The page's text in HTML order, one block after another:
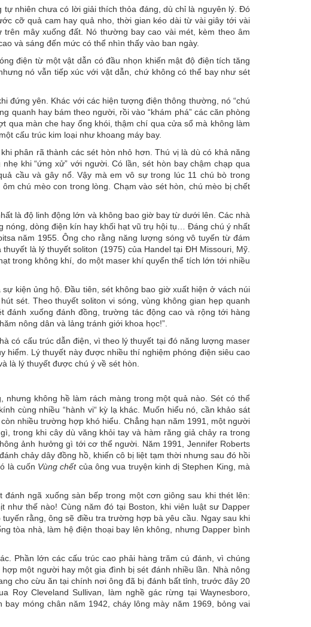
nhiên chưa có lời giải thích thỏa đáng, dù chỉ là nguyên lý. Đó
cỡ quả cam hay quả nho, thời gian kéo dài từ vài giây tới vài
mây xuống đất. Nó thường bay cao vài mét, kèm theo âm
và sáng đến mức có thể nhìn thấy vào ban ngày.
điện từ một vật dẫn có đầu nhọn khiến mật độ điện tích tăng
nó vẫn tiếp xúc với vật dẫn, chứ không có thể bay như sét
đứng yên. Khác với các hiện tượng điện thông thường, nó “chú
quanh hay bám theo người, rồi vào “khám phá” các căn phòng
qua màn che hay ống khói, thậm chí qua cửa sổ mà không làm
cấu trúc kim loại như khoang máy bay.
phân rã thành các sét hòn nhỏ hơn. Thú vị là dù có khả năng
khi “ứng xử” với người. Có lần, sét hòn bay chậm chạp qua
cầu và gây nổ. Vậy mà em vô sự trong lúc 11 chú bò trong
chú mèo con trong lòng. Chạm vào sét hòn, chú mèo bị chết
là độ linh động lớn và không bao giờ bay từ dưới lên. Các nhà
nóng, dòng điện kín hay khối hạt vũ trụ hội tụ… Đáng chú ý nhất
năm 1955. Ông cho rằng năng lượng sóng vô tuyến từ đám
là lý thuyết soliton (1975) của Handel tại ĐH Missouri, Mỹ.
trong không khí, do một maser khí quyển thể tích lớn tới nhiều
kiện ủng hộ. Đầu tiên, sét không bao giờ xuất hiện ở vách núi
sét. Theo thuyết soliton vi sóng, vùng không gian hẹp quanh
xuống đánh đồng, trường tác động cao và rộng tới hàng
nông dân và lảng tránh giới khoa học!”.
có cấu trúc dẫn điện, vì theo lý thuyết tại đó năng lượng maser
hiểm. Lý thuyết này được nhiều thí nghiệm phóng điện siêu cao
là lý thuyết được chú ý về sét hòn.
nhưng không hề làm rách màng trong một quả nào. Sét có thể
cùng nhiều “hành vi“ kỳ lạ khác. Muốn hiểu nó, cần khảo sát
nhiều trường hợp khó hiểu. Chẳng hạn năm 1991, một người
trong khi cây dù văng khỏi tay và hàm răng giả chảy ra trong
ảnh hưởng gì tới cơ thể người. Năm 1991, Jennifer Roberts
chảy dây đồng hồ, khiến cô bị liệt tạm thời nhưng sau đó hồi
là cuốn Vùng chếtcủa ông vua truyện kinh dị Stephen King, mà
đánh ngã xuống sàn bếp trong một cơn giông sau khi thét lên:
như thế nào! Cùng năm đó tại Boston , khi viên luật sư Dapper
rằng, ông sẽ điều tra trường hợp bà yêu cầu. Ngay sau khi
tòa nhà, làm hệ điện thoại bay lên không, nhưng Dapper bình
Phần lớn các cấu trúc cao phải hàng trăm cú đánh, vì chúng
một người hay một gia đình bị sét đánh nhiều lần. Nhà nông
cho cừu ăn tại chính nơi ông đã bị đánh bất tỉnh, trước đây 20
Cleveland Sullivan, làm nghề gác rừng tại Waynesboro,
móng chân năm 1942, cháy lông mày năm 1969, bỏng vai